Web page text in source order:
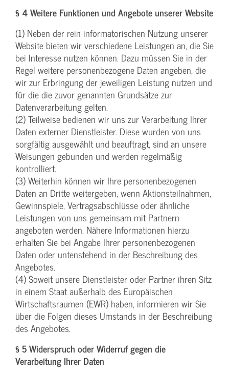
§ 4 Weitere Funktionen und Angebote unserer Website
(1) Neben der rein informatorischen Nutzung unserer
Website bieten wir verschiedene Leistungen an, die Sie
bei Interesse nutzen können. Dazu müssen Sie in der
Regel weitere personenbezogene Daten angeben, die
wir zur Erbringung der jeweiligen Leistung nutzen und
für die die zuvor genannten Grundsätze zur
Datenverarbeitung gelten.
(2) Teilweise bedienen wir uns zur Verarbeitung Ihrer
Daten externer Dienstleister. Diese wurden von uns
sorgfältig ausgewählt und beauftragt, sind an unsere
Weisungen gebunden und werden regelmäßig
kontrolliert.
(3) Weiterhin können wir Ihre personenbezogenen
Daten an Dritte weitergeben, wenn Aktionsteilnahmen,
Gewinnspiele, Vertragsabschlüsse oder ähnliche
Leistungen von uns gemeinsam mit Partnern
angeboten werden. Nähere Informationen hierzu
erhalten Sie bei Angabe Ihrer personenbezogenen
Daten oder untenstehend in der Beschreibung des
Angebotes.
(4) Soweit unsere Dienstleister oder Partner ihren Sitz
in einem Staat außerhalb des Europäischen
Wirtschaftsraumen (EWR) haben, informieren wir Sie
über die Folgen dieses Umstands in der Beschreibung
des Angebotes.
§ 5 Widerspruch oder Widerruf gegen die
Verarbeitung Ihrer Daten